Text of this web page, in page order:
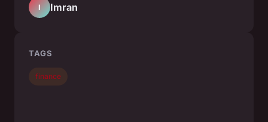
I Imran
TAGS
finance